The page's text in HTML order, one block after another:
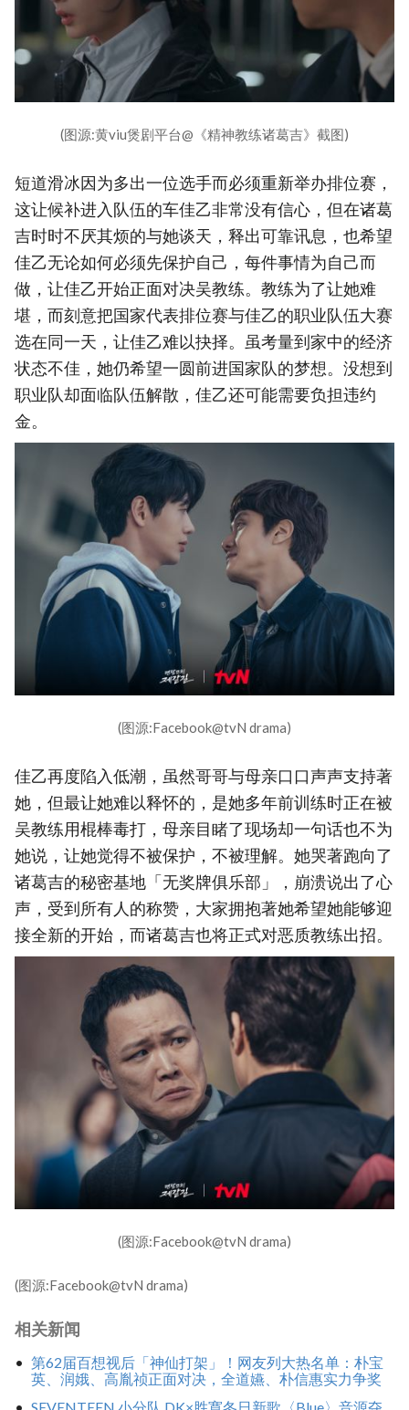
(图源:黄viu煲剧平台@《精神教练诸葛吉》截图)
短道滑冰因为多出一位选手而必须重新举办排位赛，
这让候补进入队伍的车佳乙非常没有信心，但在诸葛
吉时时不厌其烦的与她谈天，释出可靠讯息，也希望
佳乙无论如何必须先保护自己，每件事情为自己而
做，让佳乙开始正面对决吴教练。教练为了让她难
堪，而刻意把国家代表排位赛与佳乙的职业队伍大赛
选在同一天，让佳乙难以抉择。虽考量到家中的经济
状态不佳，她仍希望一圆前进国家队的梦想。没想到
职业队却面临队伍解散，佳乙还可能需要负担违约
金。
(图源:Facebook@tvN drama)
佳乙再度陷入低潮，虽然哥哥与母亲口口声声支持著
她，但最让她难以释怀的，是她多年前训练时正在被
吴教练用棍棒毒打，母亲目睹了现场却一句话也不为
她说，让她觉得不被保护，不被理解。她哭著跑向了
诸葛吉的秘密基地「无奖牌俱乐部」，崩溃说出了心
声，受到所有人的称赞，大家拥抱著她希望她能够迎
接全新的开始，而诸葛吉也将正式对恶质教练出招。
(图源:Facebook@tvN drama)
(图源:Facebook@tvN drama)
相关新闻
第62届百想视后「神仙打架」！网友列大热名单：朴宝
英、润娥、高胤祯正面对决，全道嬿、朴信惠实力争奖